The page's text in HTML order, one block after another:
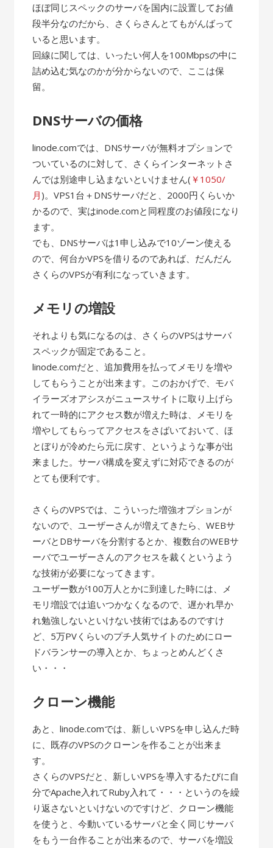
ほぼ同じスペックのサーバを国内に設置してお値
段半分なのだから、さくらさんとてもがんばって
いると思います。
回線に関しては、いったい何人を100Mbpsの中に
詰め込む気なのかが分からないので、ここは保
留。
DNSサーバの価格
linode.comでは、DNSサーバが無料オプションで
ついているのに対して、さくらインターネットさ
んでは別途申し込まないといけません( ￥1050/
月 )。VPS1台＋DNSサーバだと、2000円くらいか
かるので、実はinode.comと同程度のお値段になり
ます。
でも、DNSサーバは1申し込みで10ゾーン使える
ので、何台かVPSを借りるのであれば、だんだん
さくらのVPSが有利になっていきます。
メモリの増設
それよりも気になるのは、さくらのVPSはサーバ
スペックが固定であること。
linode.comだと、追加費用を払ってメモリを増や
してもらうことが出来ます。このおかげで、モバ
イラーズオアシスがニュースサイトに取り上げら
れて一時的にアクセス数が増えた時は、メモリを
増やしてもらってアクセスをさばいておいて、ほ
とぼりが冷めたら元に戻す、というような事が出
来ました。サーバ構成を変えずに対応できるのが
とても便利です。
さくらのVPSでは、こういった増強オプションが
ないので、ユーザーさんが増えてきたら、WEBサ
ーバとDBサーバを分割するとか、複数台のWEBサ
ーバでユーザーさんのアクセスを裁くというよう
な技術が必要になってきます。
ユーザー数が100万人とかに到達した時には、メ
モリ増設では追いつかなくなるので、遅かれ早か
れ勉強しないといけない技術ではあるのですけ
ど、5万PVくらいのプチ人気サイトのためにロー
ドバランサーの導入とか、ちょっとめんどくさ
い・・・
クローン機能
あと、linode.comでは、新しいVPSを申し込んだ時
に、既存のVPSのクローンを作ることが出来ま
す。
さくらのVPSだと、新しいVPSを導入するたびに自
分でApache入れてRuby入れて・・・というのを繰
り返さないといけないのですけど、クローン機能
を使うと、今動いているサーバと全く同じサーバ
をもう一台作ることが出来るので、サーバを増設